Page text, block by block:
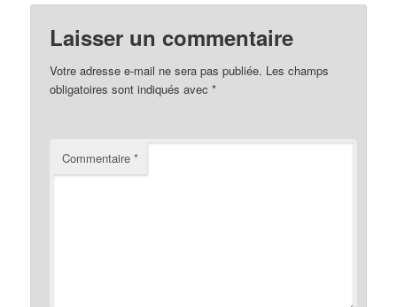
Laisser un commentaire
Votre adresse e-mail ne sera pas publiée. Les champs
obligatoires sont indiqués avec*
Commentaire*